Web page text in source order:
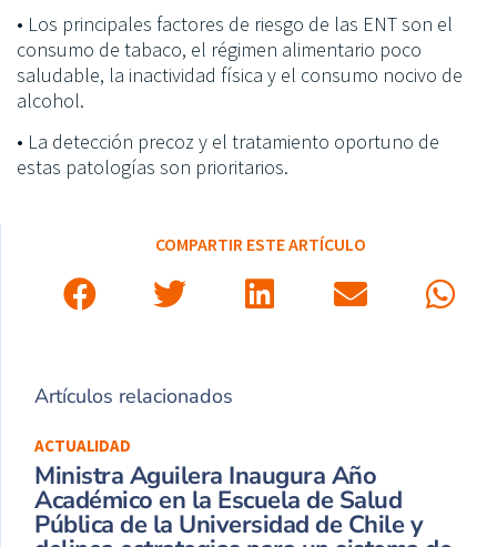
• Los principales factores de riesgo de las ENT son el
consumo de tabaco, el régimen alimentario poco
saludable, la inactividad física y el consumo nocivo de
alcohol.
• La detección precoz y el tratamiento oportuno de
estas patologías son prioritarios.
COMPARTIR ESTE ARTÍCULO
Artículos relacionados
ACTUALIDAD
Ministra Aguilera Inaugura Año
Académico en la Escuela de Salud
Pública de la Universidad de Chile y